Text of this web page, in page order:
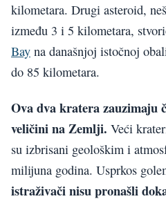
kilometara. Drugi asteroid,
između 3 i 5 kilometara,
Bay na današnjoj istočnoj
do 85 kilometara.
Ova dva kratera zauzimaju
veličini na Zemlji. Veći
su izbrisani geološkim i
milijuna godina. Usprkos
istraživači nisu pronašli